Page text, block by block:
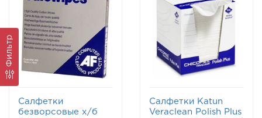
Фильтр
Салфетки
безворсовые х/б
Салфетки Katun
Veraclean Polish Plus